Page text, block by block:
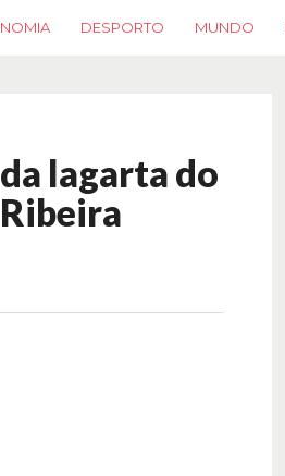
DESPORTO MUNDO
lagarta do